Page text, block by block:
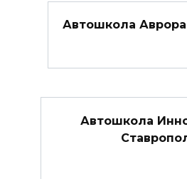
Автошкола
Автошкола